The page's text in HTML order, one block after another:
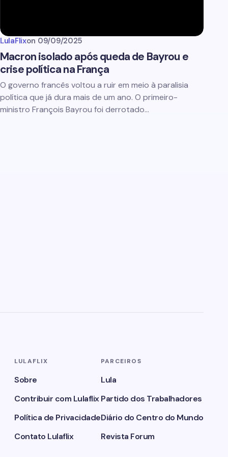
LulaFlixon 09/09/2025
Macron isolado após queda de Bayrou e
crise política na França
O governo francês voltou a ruir em meio à paralisia
política que já dura mais de um ano. O primeiro-
ministro François Bayrou foi derrotado…
LULAFLIX
Sobre
Contribuir com Lulaflix
Política de Privacidade
Contato Lulaflix
PARCEIROS
Lula
Partido dos Trabalhadores
Diário do Centro do Mundo
Revista Forum